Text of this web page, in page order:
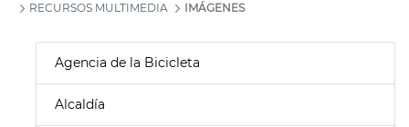
RECURSOS MULTIMEDIA
IMÁGENES
Agencia de la Bicicleta
Alcaldía